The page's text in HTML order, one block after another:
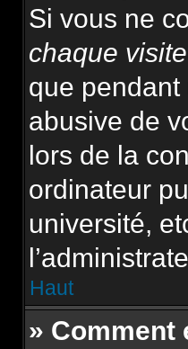
Si vous ne
chaque visite
que pendant
abusive de
lors de la
ordinateur
université,
Haut
» Comment